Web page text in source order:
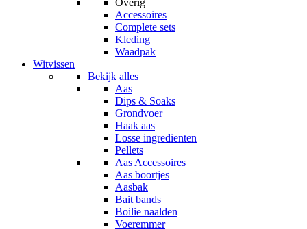
Overig
Accessoires
Complete sets
Kleding
Waadpak
Witvissen
Bekijk alles
Aas
Dips & Soaks
Grondvoer
Haak aas
Losse ingredienten
Pellets
Aas Accessoires
Aas boortjes
Aasbak
Bait bands
Boilie naalden
Voeremmer